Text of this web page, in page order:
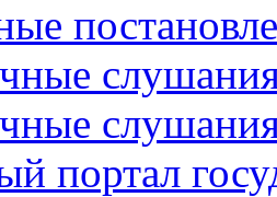
портал